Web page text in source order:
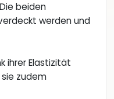
beiden
werden und
ihrer Elastizität
zudem